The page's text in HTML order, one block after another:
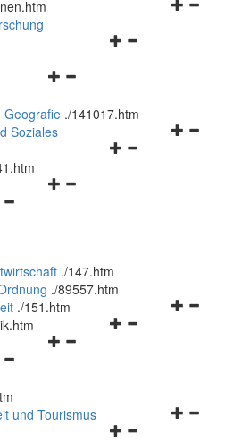
Navigationsmenü
Navigationsmenü
und
schließen
Geografie ./141017.htm
Navigationsmenü
Soziales
Navigationsmenü
./147.htm
./89557.htm
Navigationsmenü
./151.htm
Navigationsmenü
Navigationsmenü
und Tourismus